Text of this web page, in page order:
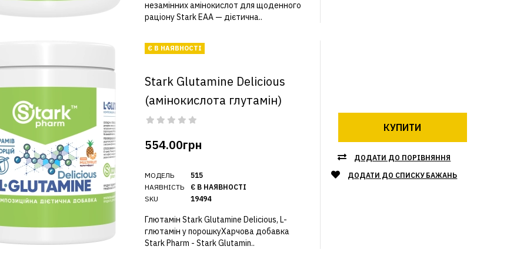
незамінних амінокислот для щоденного
раціону Stark EAA — дієтична..
Є В НАЯВНОСТІ
Stark Glutamine Delicious
(амінокислота глутамін)
554.00грн
МОДЕЛЬ
НАЯВНІСТЬ
SKU
515
Є В НАЯВНОСТІ
19494
Глютамін Stark Glutamine Delicious, L-
глютамін у порошкуХарчова добавка
Stark Pharm - Stark Glutamin..
КУПИТИ
ДОДАТИ ДО ПОРІВНЯННЯ
ДОДАТИ ДО СПИСКУ БАЖАНЬ